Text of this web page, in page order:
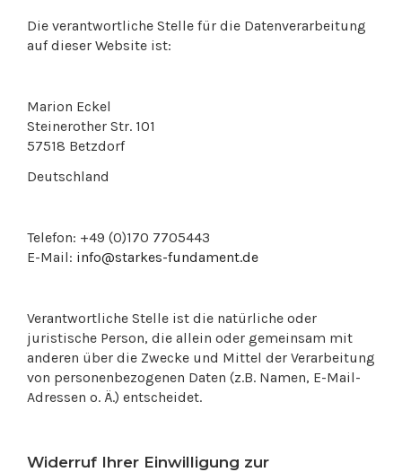
Die verantwortliche Stelle für die Datenverarbeitung
auf dieser Website ist:
Marion Eckel
Steinerother Str. 101
57518 Betzdorf
Deutschland
Telefon: +49 (0)170 7705443
E-Mail: info@starkes-fundament.de
Verantwortliche Stelle ist die natürliche oder
juristische Person, die allein oder gemeinsam mit
anderen über die Zwecke und Mittel der Verarbeitung
von personenbezogenen Daten (z.B. Namen, E-Mail-
Adressen o. Ä.) entscheidet.
Widerruf Ihrer Einwilligung zur